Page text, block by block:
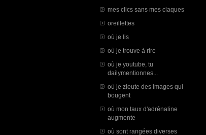
mes clics sans mes claques
oreillettes
où je lis
où je trouve à rire
où je youtube, tu
dailymentionnes...
où je zieute des images qui
bougent
où mon taux d'adrénaline
augmente
où sont rangées diverses